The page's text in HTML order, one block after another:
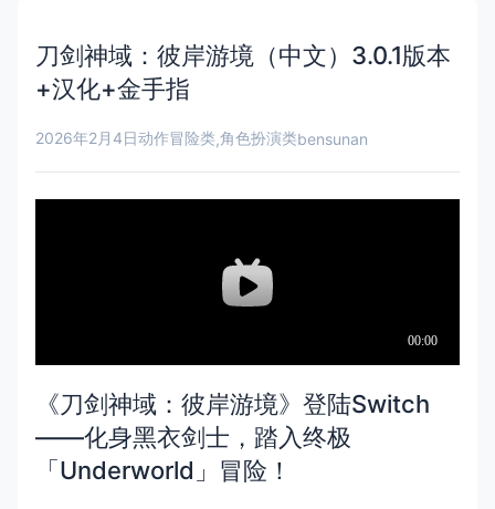
刀剑神域：彼岸游境（中文）3.0.1版本
+汉化+金手指
2026年2月4日动作冒险类,角色扮演类bensunan
《刀剑神域：彼岸游境》登陆Switch
——化身黑衣剑士，踏入终极
「Underworld」冒险！